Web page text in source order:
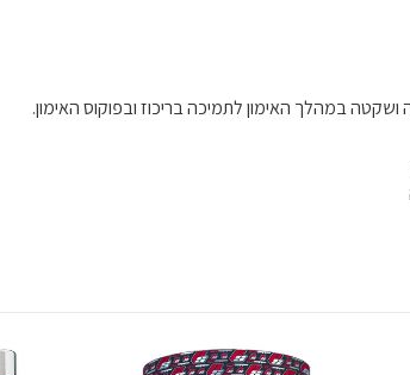
במהלך האימון לתמיכה בריכוז ובפוקוס האימון.